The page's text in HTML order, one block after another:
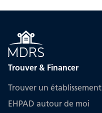
Trouver & Financer
Trouver un établissement
EHPAD autour de moi